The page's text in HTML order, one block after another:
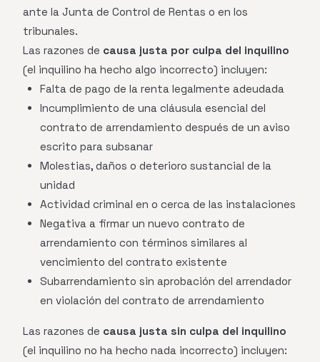
ante la Junta de Control de Rentas o en los
tribunales.
Las razones de causa justa por culpa del inquilino
(el inquilino ha hecho algo incorrecto) incluyen:
Falta de pago de la renta legalmente adeudada
Incumplimiento de una cláusula esencial del
contrato de arrendamiento después de un aviso
escrito para subsanar
Molestias, daños o deterioro sustancial de la
unidad
Actividad criminal en o cerca de las instalaciones
Negativa a firmar un nuevo contrato de
arrendamiento con términos similares al
vencimiento del contrato existente
Subarrendamiento sin aprobación del arrendador
en violación del contrato de arrendamiento
Las razones de causa justa sin culpa del inquilino
(el inquilino no ha hecho nada incorrecto) incluyen: